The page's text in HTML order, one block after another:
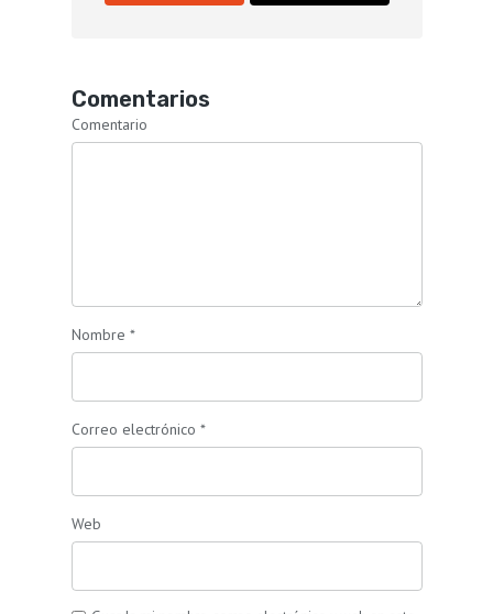
Comentarios
Comentario
Nombre *
Correo electrónico *
Web